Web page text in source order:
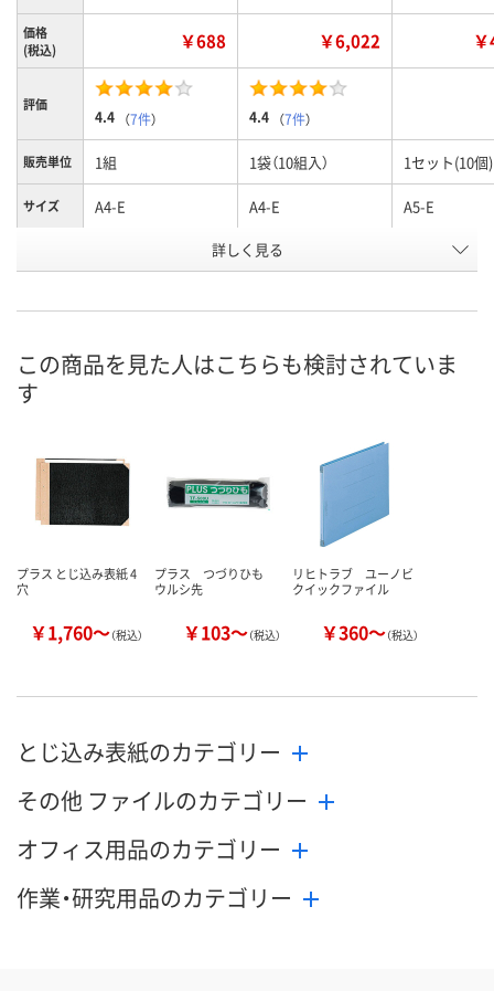
価格
(税込)
￥688 ￥6,022
評価
4.4 （7件） 4.4 （7件）
販売単位 1組 1袋（10組入） 1セット(10個)
サイズ A4-E A4-E A5-E
665652 U224789
8月7日（金）
カゴへ
詳しく見る
この商品を見た人はこちらも検討されていま
す
プラス とじ込み表紙 4
穴
￥1,760～（税込）
プラス つづりひも
ウルシ先
￥103～（税込）
リヒトラブ ユーノビ
クイックファイル
￥360～（税込）
とじ込み表紙のカテゴリー
その他 ファイルのカテゴリー
オフィス用品のカテゴリー
作業・研究用品のカテゴリー